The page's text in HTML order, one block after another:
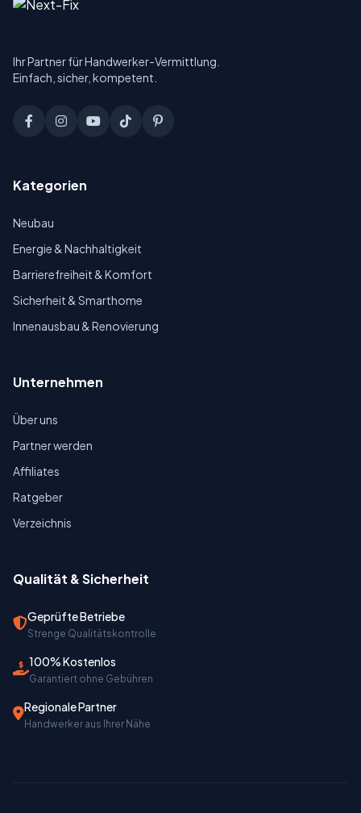
Ihr Partner für Handwerker-Vermittlung.
Einfach, sicher, kompetent.
Kategorien
Neubau
Energie & Nachhaltigkeit
Barrierefreiheit & Komfort
Sicherheit & Smarthome
Innenausbau & Renovierung
Unternehmen
Über uns
Partner werden
Affiliates
Ratgeber
Verzeichnis
Qualität & Sicherheit
Geprüfte Betriebe
Strenge Qualitätskontrolle
100% Kostenlos
Garantiert ohne Gebühren
Regionale Partner
Handwerker aus Ihrer Nähe